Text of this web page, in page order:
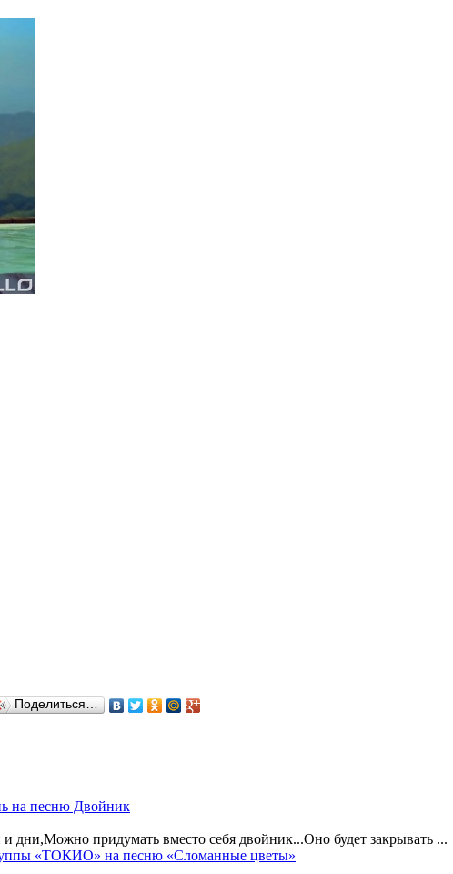
Поделиться…
на песню Двойник
дни,Можно придумать вместо себя двойник...Оно будет закрывать ...
«ТОКИО» на песню «Сломанные цветы»